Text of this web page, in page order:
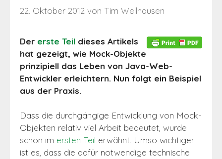
22. Oktober 2012 von Tim Wellhausen
Der erste Teil dieses Artikels
hat gezeigt, wie Mock-Objekte
prinzipiell das Leben von Java-Web-
Entwickler erleichtern. Nun folgt ein Beispiel
aus der Praxis.
Dass die durchgängige Entwicklung von Mock-
Objekten relativ viel Arbeit bedeutet, wurde
schon im ersten Teil erwähnt . Umso wichtiger
ist es, dass die dafür notwendige technische